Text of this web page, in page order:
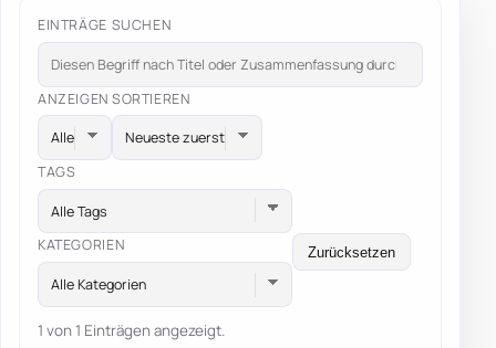
EINTRÄGE SUCHEN
ANZEIGEN SORTIEREN
TAGS
Alle Tags
KATEGORIEN
Alle Kategorien
Zurücksetzen
1 von 1 Einträgen angezeigt.